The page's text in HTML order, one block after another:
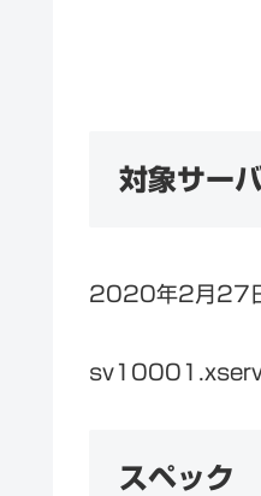
対象サー
2020年2月27日
スペック